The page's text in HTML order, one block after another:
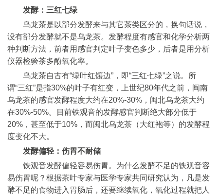
发酵：三红七绿
乌龙茶是以部分发酵来与其它茶类区分的，换句话说，
没有部分发酵就不是乌龙茶。发酵程度有感官和化学分析两
种判断方法，前者用感官判定叶子变色多少，后者是用分析
仪器检验茶多酚氧化率。
乌龙茶自古有“绿叶红镶边”，即“三红七绿”之说。所
谓“三红”是指30%的叶子有红变，上世纪80年代之前，闽南
乌龙茶的感官发酵程度大约在20%-30%，闽北乌龙茶大约
在30%-50%。目前铁观音的发酵感官判断绝大部分低于
20%，甚至低于10%，而闽北乌龙茶（大红袍等）的发酵程
度变化不大。
发酵偏轻：伤胃不耐储
铁观音发酵偏轻容易伤胃。为什么发酵不足的铁观音容
易伤胃呢？根据茶叶专家与医学专家共同研究认为，凡是发
酵不足的食物进入胃肠后，还要继续氧化，氧化过程就把人